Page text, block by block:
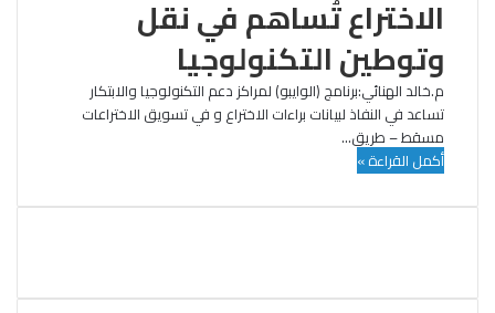
الاختراع تُساهم في نقل
وتوطين التكنولوجيا
م.خالد الهنائي:برنامج (الوايبو) لمراكز دعم التكنولوجيا والابتكار
تساعد في النفاذ لبيانات براءات الاختراع و في تسويق الاختراعات
مسقط – طريق…
أكمل القراءة »